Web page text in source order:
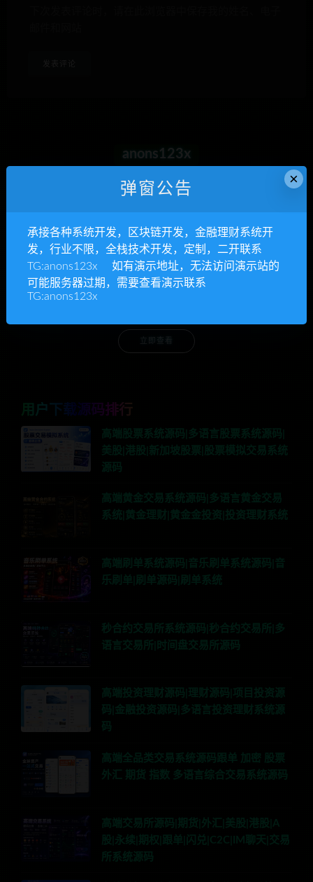
anons123x
开通VIP或充值联系Telegram客服
承接各种系统开发
用户下载源码排行
高端股票系统源码|多语言股票系统源码|
美股|港股|新加坡股票|股票模拟交易系统
源码
高端黄金交易系统源码|多语言黄金交易
系统|黄金理财|黄金金投资|投资理财系统
高端刷单系统源码|音乐刷单系统源码|音
乐刷单|刷单源码|刷单系统
秒合约交易所系统源码|秒合约交易所|多
语言交易所|时间盘交易所源码
高端投资理财源码|理财源码|项目投资源
码|金融投资源码|多语言投资理财系统源
码
高端全品类交易系统源码跟单 加密 股票
外汇 期货 指数 多语言综合交易系统源码
高端交易所源码|期货|外汇|美股|港股|A
股|永续|期权|跟单|闪兑|C2C|IM聊天|交易
所系统源码
×
弹窗公告
承接各种系统开发，区块链开发，金融理财系统开
发，行业不限，全栈技术开发，定制，二开联系
TG:anons123x 如有演示地址，无法访问演示站的
可能服务器过期，需要查看演示联系
TG:anons123x